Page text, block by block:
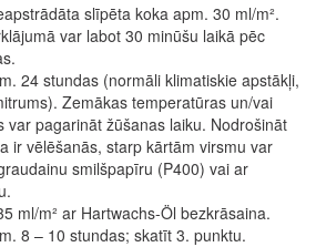
slīpēta koka apm. 30 ml/m².
var labot 30 minūšu laikā pēc
24 stundas (normāli klimatiskie apstākļi,
Zemākas temperatūras un/vai
var pagarināt žūšanas laiku. Nodrošināt
ir vēlēšanās, starp kārtām virsmu var
smilšpapīru (P400) vai ar
ml/m² ar Hartwachs-Öl bezkrāsaina.
8 – 10 stundas; skatīt 3. punktu.